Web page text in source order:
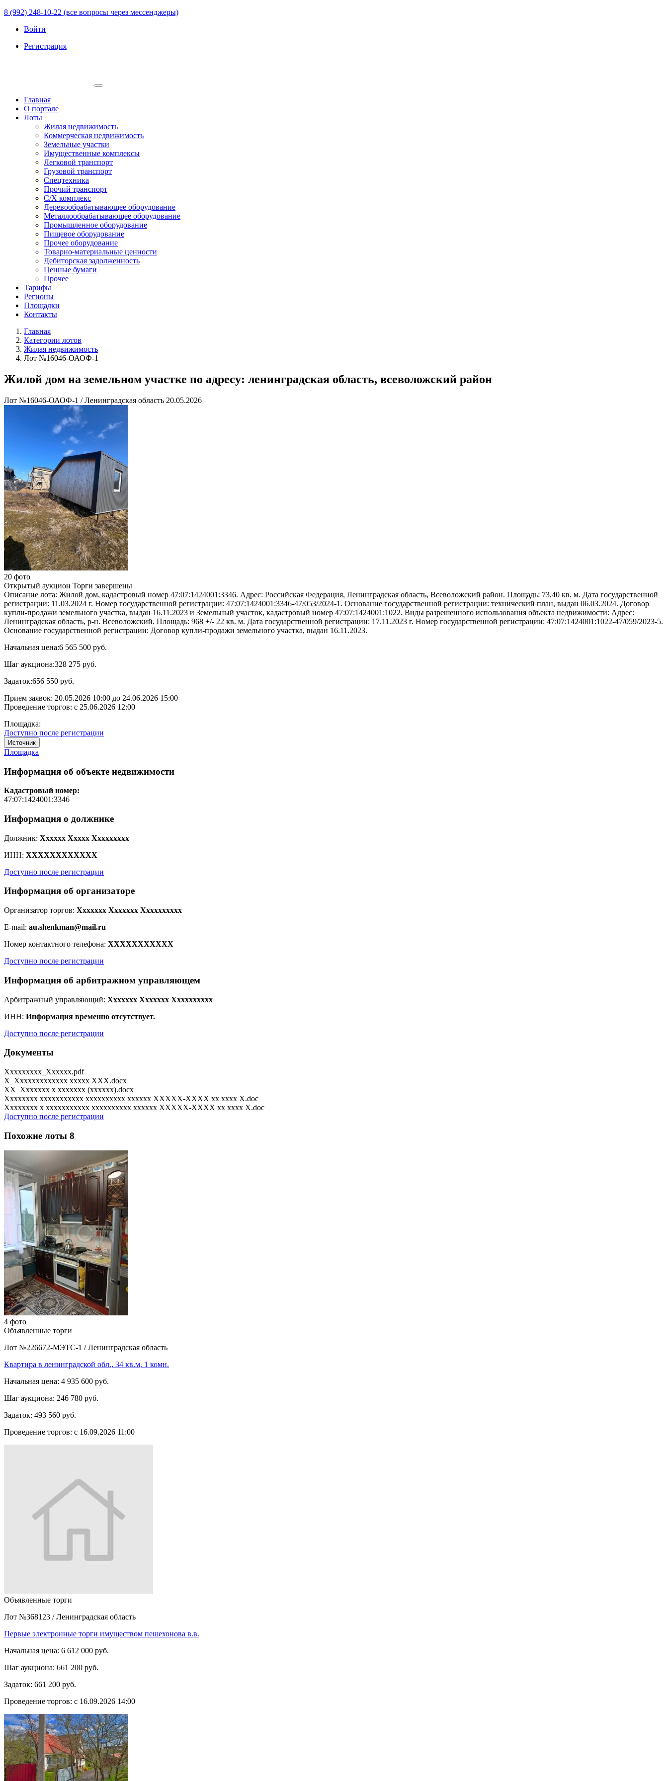
8 (992) 248-10-22 (все вопросы через мессенджеры)
Войти
Регистрация
Главная
О портале
Лоты
Жилая недвижимость
Коммерческая недвижимость
Земельные участки
Имущественные комплексы
Легковой транспорт
Грузовой транспорт
Спецтехника
Прочий транспорт
С/Х комплекс
Деревообрабатывающее оборудование
Металлообрабатывающее оборудование
Промышленное оборудование
Пищевое оборудование
Прочее оборудование
Товарно-материальные ценности
Дебиторская задолженность
Ценные бумаги
Прочее
Тарифы
Регионы
Площадки
Контакты
Главная
Категории лотов
Жилая недвижимость
Лот №16046-ОАОФ-1
Жилой дом на земельном участке по адресу: ленинградская область, всеволожский район
Лот №16046-ОАОФ-1 / Ленинградская область 20.05.2026
20 фото
Открытый аукцион Торги завершены
Описание лота: Жилой дом, кадастровый номер 47:07:1424001:3346. Адрес: Российская Федерация, Ленинградская область, Всеволожский район. Площадь: 73,40 кв. м. Дата государственной
регистрации: 11.03.2024 г. Номер государственной регистрации: 47:07:1424001:3346-47/053/2024-1. Основание государственной регистрации: технический план, выдан 06.03.2024. Договор
купли-продажи земельного участка, выдан 16.11.2023 и Земельный участок, кадастровый номер 47:07:1424001:1022. Виды разрешенного использования объекта недвижимости: Адрес:
Ленинградская область, р-н. Всеволожский. Площадь: 968 +/- 22 кв. м. Дата государственной регистрации: 17.11.2023 г. Номер государственной регистрации: 47:07:1424001:1022-47/059/2023-5.
Основание государственной регистрации: Договор купли-продажи земельного участка, выдан 16.11.2023.
Начальная цена:6 565 500 руб.
Шаг аукциона:328 275 руб.
Задаток:656 550 руб.
Прием заявок: 20.05.2026 10:00 до 24.06.2026 15:00
Проведение торгов: с 25.06.2026 12:00
Площадка:
Доступно после регистрации
Источник
Площадка
Информация об объекте недвижимости
Кадастровый номер:
47:07:1424001:3346
Информация о должнике
Должник: Xxxxxx Xxxxx Xxxxxxxxx
ИНН: XXXXXXXXXXXX
Доступно после регистрации
Информация об организаторе
Организатор торгов: Xxxxxxx Xxxxxxx Xxxxxxxxxx
E-mail: au.shenkman@mail.ru
Номер контактного телефона: XXXXXXXXXXX
Доступно после регистрации
Информация об арбитражном управляющем
Арбитражный управляющий: Xxxxxxx Xxxxxxx Xxxxxxxxxx
ИНН: Информация временно отсутствует.
Доступно после регистрации
Документы
Xxxxxxxxx_Xxxxxx.pdf
X_Xxxxxxxxxxxxx xxxxx XXX.docx
XX_Xxxxxxx x xxxxxxx (xxxxxx).docx
Xxxxxxxx xxxxxxxxxxx xxxxxxxxxx xxxxxx XXXXX-XXXX xx xxxx X.doc
Xxxxxxxx x xxxxxxxxxxx xxxxxxxxxx xxxxxx XXXXX-XXXX xx xxxx X.doc
Доступно после регистрации
Похожие лоты 8
4 фото
Объявленные торги
Лот №226672-МЭТС-1 / Ленинградская область
Квартира в ленинградской обл., 34 кв.м, 1 комн.
Начальная цена: 4 935 600 руб.
Шаг аукциона: 246 780 руб.
Задаток: 493 560 руб.
Проведение торгов: с 16.09.2026 11:00
Объявленные торги
Лот №368123 / Ленинградская область
Первые электронные торги имуществом пешехонова в.в.
Начальная цена: 6 612 000 руб.
Шаг аукциона: 661 200 руб.
Задаток: 661 200 руб.
Проведение торгов: с 16.09.2026 14:00
Онлайн-консультант